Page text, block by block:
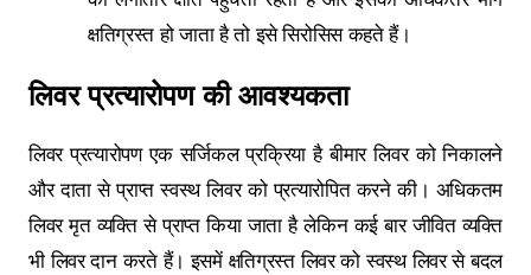
क्षतिग्रस्त हो जाता है तो इसे सिरोसिस कहते हैं।
लिवर प्रत्यारोपण की आवश्यकता
लिवर प्रत्यारोपण एक सर्जिकल प्रक्रिया है बीमार लिवर को निकालने
और दाता से प्राप्त स्वस्थ लिवर को प्रत्यारोपित करने की। अधिकतम
लिवर मृत व्यक्ति से प्राप्त किया जाता है लेकिन कई बार जीवित व्यक्ति
भी लिवर दान करते हैं। इसमें क्षतिग्रस्त लिवर को स्वस्थ लिवर से बदल